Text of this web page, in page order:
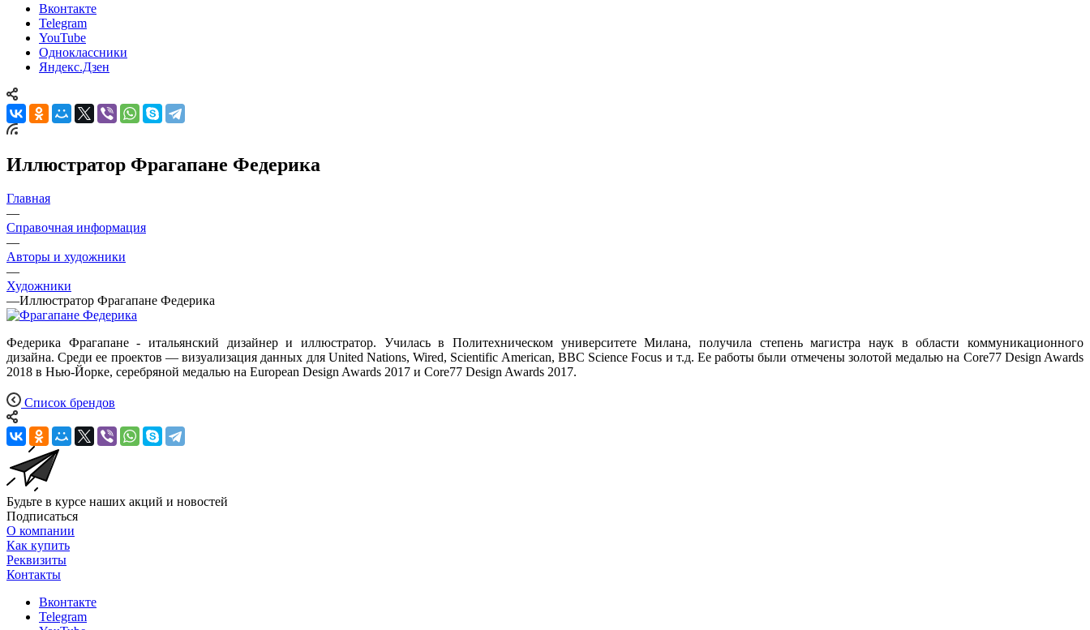
Вконтакте
Telegram
YouTube
Одноклассники
Яндекс.Дзен
Иллюстратор Фрагапане Федерика
Главная
—
Справочная информация
—
Авторы и художники
—
Художники
—Иллюстратор Фрагапане Федерика
Федерика Фрагапане - итальянский дизайнер и иллюстратор. Училась в Политехническом университете Милана, получила степень магистра наук в области коммуникационного
дизайна. Среди ее проектов — визуализация данных для United Nations, Wired, Scientific American, BBC Science Focus и т.д. Ее работы были отмечены золотой медалью на Core77 Design Awards
2018 в Нью-Йорке, серебряной медалью на European Design Awards 2017 и Core77 Design Awards 2017.
Список брендов
Будьте в курсе наших акций и новостей
Подписаться
О компании
Как купить
Реквизиты
Контакты
Вконтакте
Telegram